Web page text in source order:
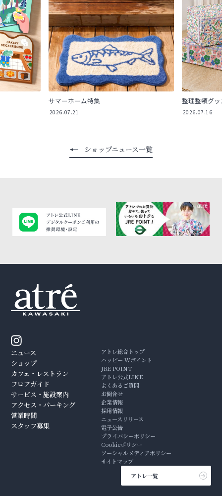
サマーホーム特集
2026.07.21
整理整頓グ
2026.07.16
ショップニュース一覧
ニュース
ショップ
カフェ・レストラン
フロアガイド
サービス・施設案内
アクセス・パーキング
営業時間
スタッフ募集
アトレ総合トップ
ハッピー Wポイント
JRE POINT
アトレ公式LINE
よくあるご質問
お問合せ
企業情報
採用情報
ニュースリリース
電子公告
プライバシーポリシー
Cookieポリシー
ソーシャルメディアポリシー
サイトマップ
アトレ一覧